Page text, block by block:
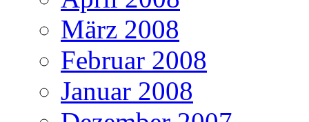
März 2008
Februar 2008
Januar 2008